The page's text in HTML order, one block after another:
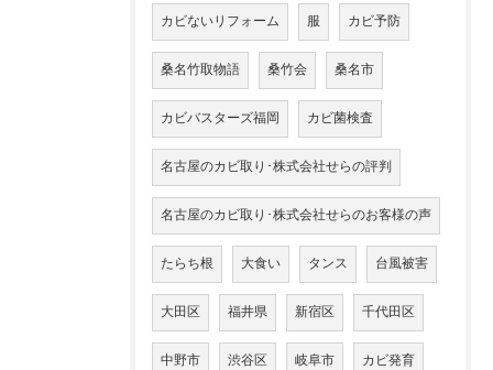
カビないリフォーム 服 カビ予防
桑名竹取物語 桑竹会 桑名市
カビバスターズ福岡 カビ菌検査
名古屋のカビ取り･株式会社せらの評判
名古屋のカビ取り･株式会社せらのお客様の声
たらち根 大食い タンス 台風被害
大田区 福井県 新宿区 千代田区
中野市 渋谷区 岐阜市 カビ発育